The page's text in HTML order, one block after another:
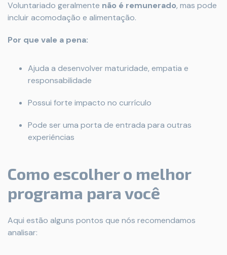
Voluntariado geralmente não é remunerado, mas pode
incluir acomodação e alimentação.
Por que vale a pena:
Ajuda a desenvolver maturidade, empatia e
responsabilidade
Possui forte impacto no currículo
Pode ser uma porta de entrada para outras
experiências
Como escolher o melhor
programa para você
Aqui estão alguns pontos que nós recomendamos
analisar: